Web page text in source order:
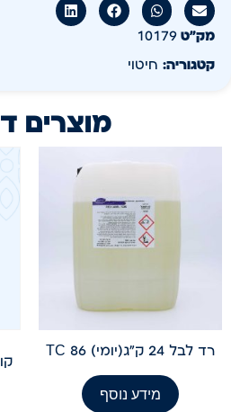
מק״ט 10179
קטגוריה: חיטוי
מוצרים
רד לבל 24 ק"ג(יומי) TC 86
מידע נוסף